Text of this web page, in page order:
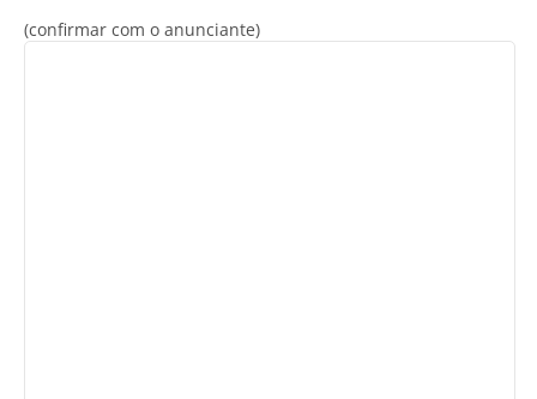
(confirmar com o anunciante)